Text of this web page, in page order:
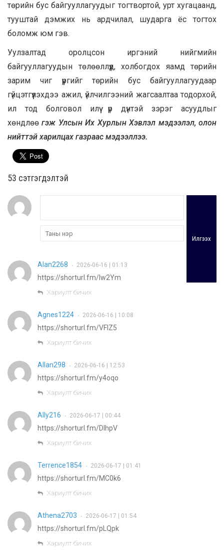
төрийн бус байгууллагуудыг тогтвортой, урт хугацаанд,
тууштай дэмжих нь ардчилал, шударга ёс тогтох
боломж юм гэв.
Уулзалтад оролцсон иргэний нийгмийн
байгууллагуудын төлөөллүүд, холбогдох яамд төрийн
зарим чиг үүргийг төрийн бус байгууллагуудаар
гүйцэтгүүлэхдээ ажил, үйлчилгээний жагсаалтаа тодорхой,
ил тод болговол илүү үр дүнтэй зэрэг асуудлыг
хөндлөөгэж Улсын Их Хурлын Хэвлэл мэдээлэл, олон
нийттэй харилцах газраас мэдээллээ.
53 cэтгэгдэлтэй
Илгээх
Alan2268 • 2026-06-16 | 01:13
https://shorturl.fm/Iw2Ym
Хариулт бичих
Agnes1224 • 2026-06-16 | 10:08
https://shorturl.fm/VFlZ5
Хариулт бичих
Allan298 • 2026-06-16 | 12:53
https://shorturl.fm/y4oqo
Хариулт бичих
Ally216 • 2026-06-17 | 00:44
https://shorturl.fm/DIhpV
Хариулт бичих
Terrence1854 • 2026-06-17 | 01:41
https://shorturl.fm/MC0k6
Хариулт бичих
Athena2703 • 2026-06-17 | 01:54
https://shorturl.fm/pLQpk
Хариулт бичих